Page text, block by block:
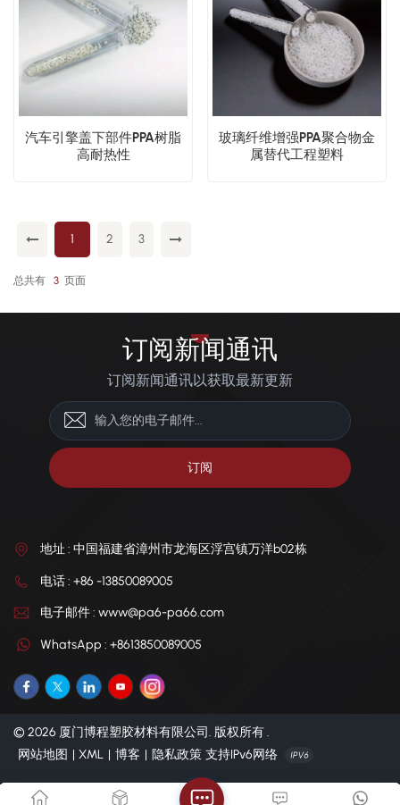
汽车引擎盖下部件PPA树脂
高耐热性
玻璃纤维增​​强PPA聚合物金
属替代工程塑料
1 2 3
总共有 3 页面
订阅新闻通讯
订阅新闻通讯以获取最新更新
地址 : 中国福建省漳州市龙海区浮宫镇万洋b02栋
电话 : +86 -13850089005
电子邮件 : www@pa6-pa66.com
WhatsApp : +8613850089005
© 2026 厦门博程塑胶材料有限公司. 版权所有 .
网站地图 | XML | 博客 | 隐私政策 支持IPv6网络